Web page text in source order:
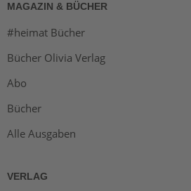
MAGAZIN & BÜCHER
#heimat Bücher
Bücher Olivia Verlag
Abo
Bücher
Alle Ausgaben
VERLAG